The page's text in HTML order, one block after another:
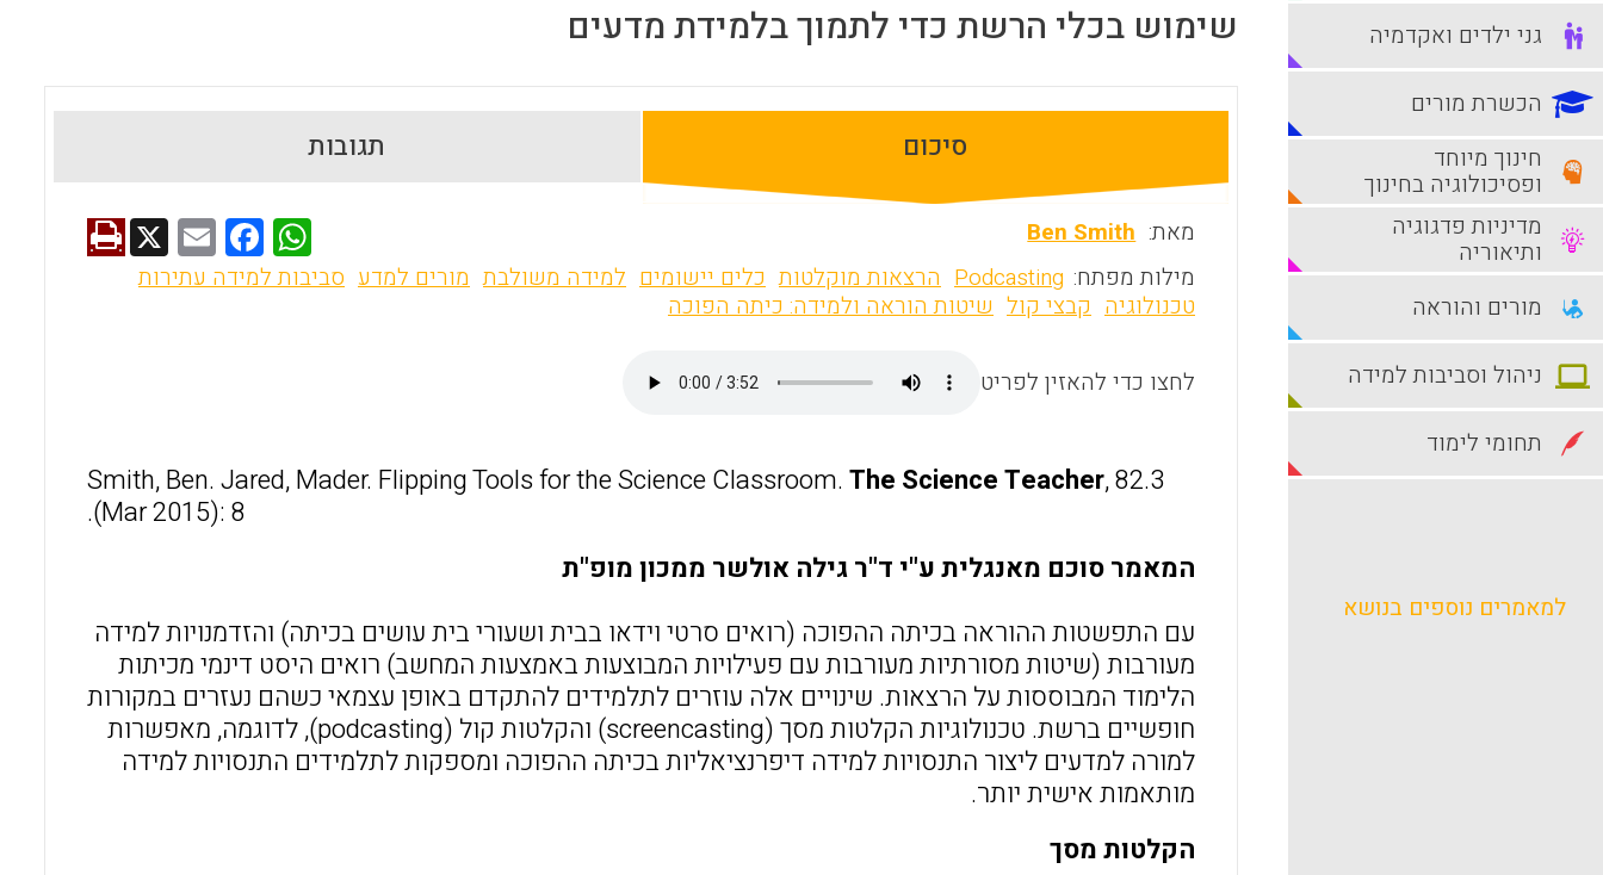
שימוש בכלי הרשת כדי לתמוך בלמידת מדעים
סיכום תגובות
מאת: Ben Smith
W
h
p
F
a
E
m
X
מילות מפתח: Podcasting הרצאות מוקלטות כלים יישומים למידה משולבת מורים למדע סביבות למידה עתירות
טכנולוגיה קבצי קול שיטות הוראה ולמידה: כיתה הפוכה
לחצו כדי להאזין לפריט
Smith, Ben. Jared, Mader. Flipping Tools for the Science Classroom. The Science Teacher, 82.3
(Mar 2015): 8.
המאמר סוכם מאנגלית ע"י ד"ר גילה אולשר ממכון מופ"ת
עם התפשטות ההוראה בכיתה ההפוכה (רואים סרטי וידאו בבית ושעורי בית עושים בכיתה) והזדמנויות למידה
מעורבות (שיטות מסורתיות מעורבות עם פעילויות המבוצעות באמצעות המחשב) רואים היסט דינמי מכיתות
הלימוד המבוססות על הרצאות. שינויים אלה עוזרים לתלמידים להתקדם באופן עצמאי כשהם נעזרים במקורות
חופשיים ברשת. טכנולוגיות הקלטות מסך (screencasting) והקלטות קול (podcasting), לדוגמה, מאפשרות
למורה למדעים ליצור התנסויות למידה דיפרנציאליות בכיתה ההפוכה ומספקות לתלמידים התנסויות למידה
מותאמות אישית יותר.
הקלטות מסך
גני ילדים ואקדמיה
הכשרת מורים
חינוך מיוחד
ופסיכולוגיה בחינוך
מדיניות פדגוגיה
ותיאוריה
מורים והוראה
ניהול וסביבות למידה
תחומי לימוד
למאמרים נוספים בנושא